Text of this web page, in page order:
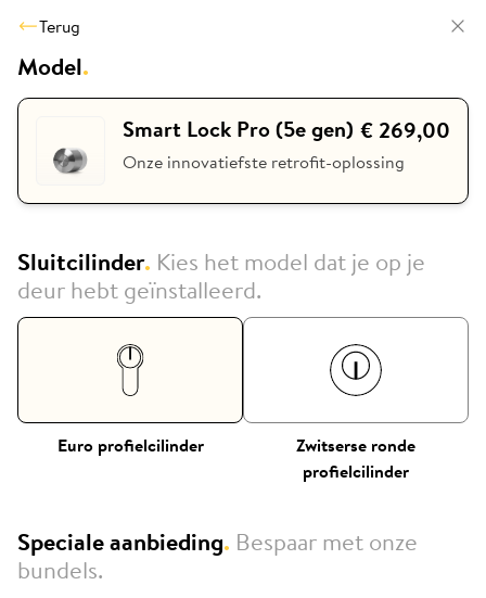
Terug
Model.
Smart Lock Pro (5e gen) € 269,00
Onze innovatiefste retrofit-oplossing
Sluitcilinder. Kies het model dat je op je
deur hebt geïnstalleerd.
Euro profielcilinder
Zwitserse ronde
profielcilinder
Speciale aanbieding. Bespaar met onze
bundels.